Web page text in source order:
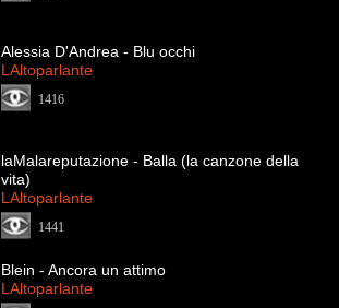
Alessia D'Andrea - Blu occhi
LAltoparlante
1416
laMalareputazione - Balla (la canzone della
vita)
LAltoparlante
1441
Blein - Ancora un attimo
LAltoparlante